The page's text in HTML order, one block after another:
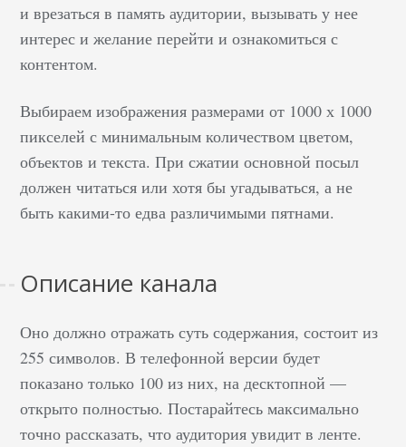
и врезаться в память аудитории, вызывать у нее
интерес и желание перейти и ознакомиться с
контентом.
Выбираем изображения размерами от 1000 х 1000
пикселей с минимальным количеством цветом,
объектов и текста. При сжатии основной посыл
должен читаться или хотя бы угадываться, а не
быть какими-то едва различимыми пятнами.
Описание канала
Оно должно отражать суть содержания, состоит из
255 символов. В телефонной версии будет
показано только 100 из них, на десктопной —
открыто полностью. Постарайтесь максимально
точно рассказать, что аудитория увидит в ленте.